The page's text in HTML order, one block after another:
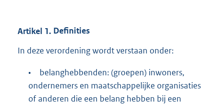
Artikel 1. Definities
In deze verordening wordt verstaan onder:
•
belanghebbenden: (groepen) inwoners,
ondernemers en maatschappelijke organisaties
of anderen die een belang hebben bij een